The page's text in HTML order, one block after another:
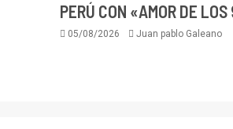
PERÚ CON «AMOR DE
05/08/2026 Juan pablo Galeano